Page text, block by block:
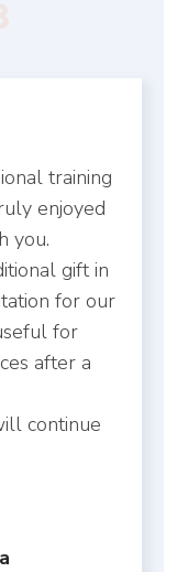
training
enjoyed
you.
gift in
for our
for
after a
continue